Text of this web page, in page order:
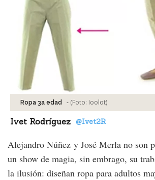
Ropa 3a edad - (Foto: Ioolot)
Ivet Rodríguez @Ivet2R
Alejandro Núñez y José Merla no son
un show de magia, sin embrago, su
la ilusión: diseñan ropa para adultos